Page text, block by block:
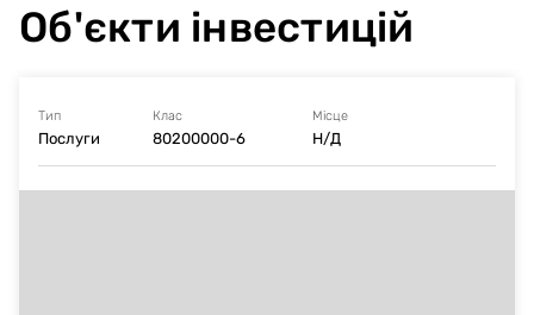
Об'єкти інвестицій
Тип
Послуги
Клас
80200000-6
Місце
Н/Д